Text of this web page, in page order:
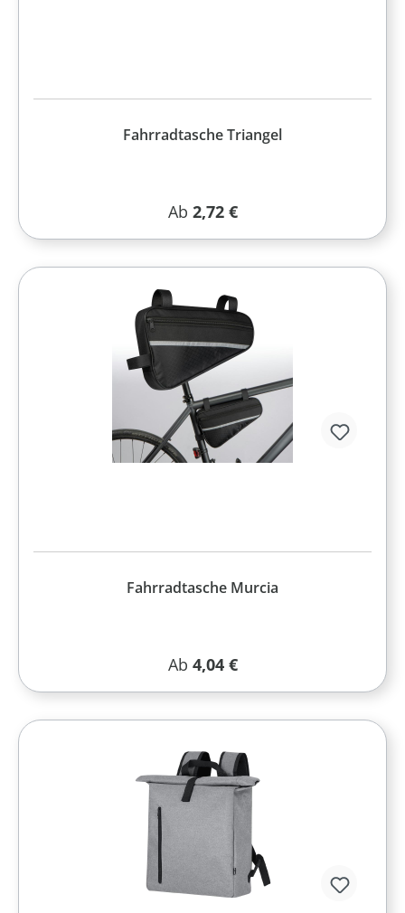
Fahrradtasche Triangel
Regulärer Preis:
Ab 2,72 €
Fahrradtasche Murcia
Regulärer Preis:
Ab 4,04 €